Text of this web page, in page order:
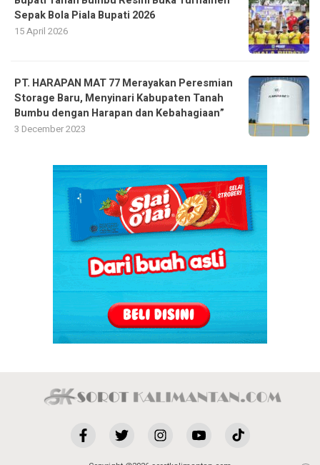
Sepak Bola Piala Bupati 2026
15 April 2026
PT. HARAPAN MAT 77 Merayakan Peresmian
Storage Baru, Menyinari Kabupaten Tanah
Bumbu dengan Harapan dan Kebahagiaan”
3 December 2023